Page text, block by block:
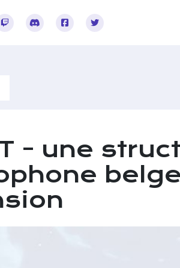
Rejoignez-vous sur Twitch
Rejoignez-vous sur Discord
Rejoignez-vous sur Facebook
Rejoignez-vous sur Twitter
- une